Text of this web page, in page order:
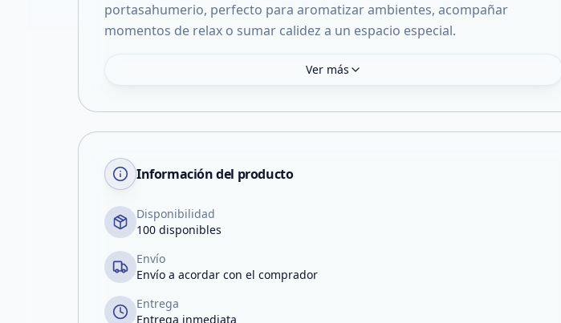
portasahumerio, perfecto para aromatizar ambientes, acompañar
momentos de relax o sumar calidez a un espacio especial.
Ver más
Información del producto
Disponibilidad
100 disponibles
Envío
Envío a acordar con el comprador
Entrega
Entrega inmediata